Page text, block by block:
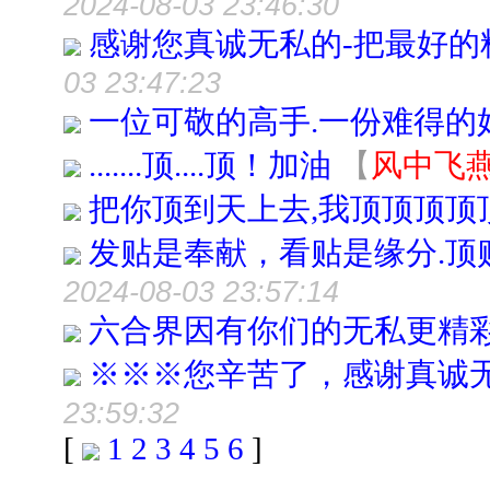
感谢您真诚无私的-把最好
03 23:47:23
一位可敬的高手.一份难得的
.......顶....顶！加油
【 风中飞
把你顶到天上去,我顶顶顶顶
发贴是奉献，看贴是缘分.
2024-08-03 23:57:14
六合界因有你们的无私更
※※※您辛苦了，感谢真
23:59:32
[ 1 2 3 4 5 6 ]